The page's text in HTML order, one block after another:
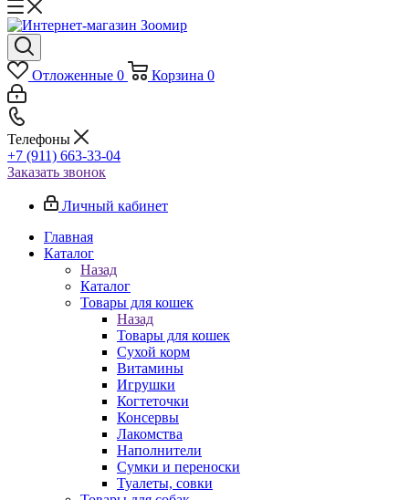
Отложенные 0 Корзина 0
Телефоны
+7 (911) 663-33-04
Заказать звонок
Личный кабинет
Главная
Каталог
Назад
Каталог
Товары для кошек
Назад
Товары для кошек
Cухой корм
Витамины
Игрушки
Когтеточки
Консервы
Лакомства
Наполнители
Сумки и переноски
Туалеты, совки